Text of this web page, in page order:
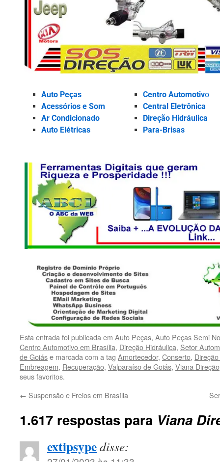
Auto Peças
Acessórios e Som
Ar Condicionado
Auto Elétricas
Centro Automotivo
Central Eletrônica
Direção Hidráulica
Para-Brisas
Esta entrada foi publicada em Auto Peças, Auto Peças Semi
Centro Automotivo em Brasília, Direção Hidráulica, Setor
de Goiáse marcada com a tag Amortecedor, Conserto,
Embreagem, Recuperação, Valparaíso de Goiás, Viana Direção
seus favoritos.
← Suspensão e Freios em Brasília
1.617 respostas para Viana
extipsypedisse: